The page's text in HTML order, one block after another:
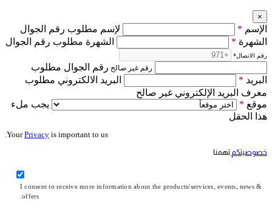
×
الإسم *
لإسم مطلوب رقم الجوال
الشهرة * الشهرة مطلوب رقم الجوال
رقم الاتصال*
رقم غير صالح رقم الجوال مطلوب
البريد *
البريد الالكتروني مطلوب
معرف البريد الإلكتروني غير صالح
موقع *
يجب ملء
هذا الحقل
YourPrivacy is important to us.
خصوصيتكم تهمنا
I consent to receive more information about the products/services, events, news &
offers.